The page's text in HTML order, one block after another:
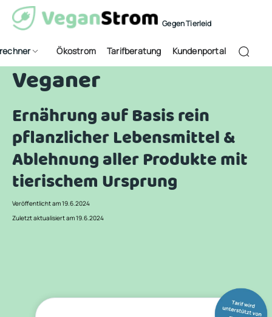
Gegen Tierleid
Ökostrom Tarifberatung Kundenportal
Veganer
Ernährung auf Basis rein
pflanzlicher Lebensmittel &
Ablehnung aller Produkte mit
tierischem Ursprung
Veröffentlicht am 19.6.2024
Zuletzt aktualisiert am 19.6.2024